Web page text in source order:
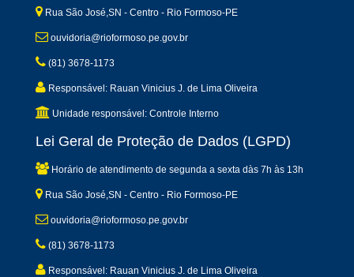
Rua São José,SN - Centro - Rio Formoso-PE
ouvidoria@rioformoso.pe.gov.br
(81) 3678-1173
Responsável: Rauan Vinicius J. de Lima Oliveira
Unidade responsável: Controle Interno
Lei Geral de Proteção de Dados (LGPD)
Horário de atendimento de segunda a sexta dàs 7h às 13h
Rua São José,SN - Centro - Rio Formoso-PE
ouvidoria@rioformoso.pe.gov.br
(81) 3678-1173
Responsável: Rauan Vinicius J. de Lima Oliveira